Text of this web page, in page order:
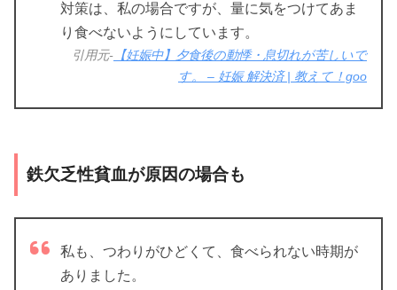
対策は、私の場合ですが、量に気をつけてあま
り食べないようにしています。
引用元- 【妊娠中】夕食後の動悸・息切れが苦しいで
す。 – 妊娠 解決済 | 教えて！goo
鉄欠乏性貧血が原因の場合も
私も、つわりがひどくて、食べられない時期が
ありました。